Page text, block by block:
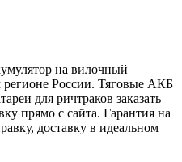
на вилочный
регионе России. Тяговые АКБ
для ричтраков заказать
прямо с сайта. Гарантия на
доставку в идеальном